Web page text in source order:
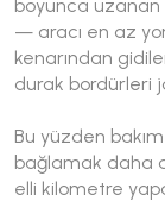
boyunca uzanan
— aracı en az
kenarından
durak bordürleri
Bu yüzden
bağlamak daha
elli kilometre